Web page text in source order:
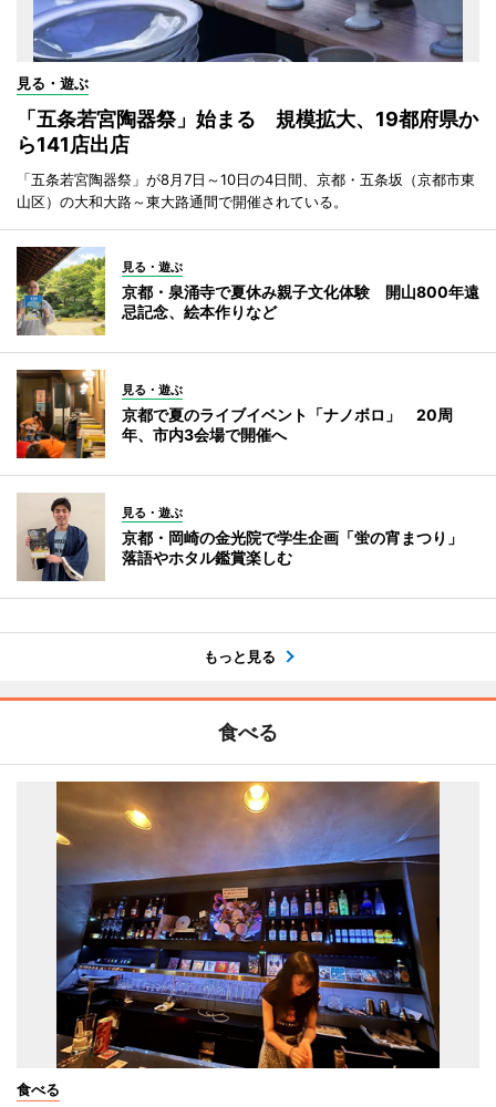
見る・遊ぶ
「五条若宮陶器祭」始まる 規模拡大、19都府県か
ら141店出店
「五条若宮陶器祭」が8月7日～10日の4日間、京都・五条坂（京都市東
山区）の大和大路～東大路通間で開催されている。
見る・遊ぶ
京都・泉涌寺で夏休み親子文化体験 開山800年遠
忌記念、絵本作りなど
見る・遊ぶ
京都で夏のライブイベント「ナノボロ」 20周
年、市内3会場で開催へ
見る・遊ぶ
京都・岡崎の金光院で学生企画「蛍の宵まつり」
落語やホタル鑑賞楽しむ
もっと見る
食べる
食べる